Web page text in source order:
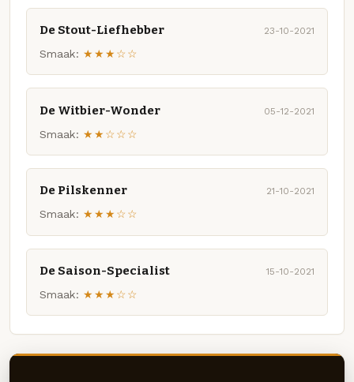
De Stout-Liefhebber 23-10-2021
Smaak: ★★★☆☆
De Witbier-Wonder 05-12-2021
Smaak: ★★☆☆☆
De Pilskenner 21-10-2021
Smaak: ★★★☆☆
De Saison-Specialist 15-10-2021
Smaak: ★★★☆☆